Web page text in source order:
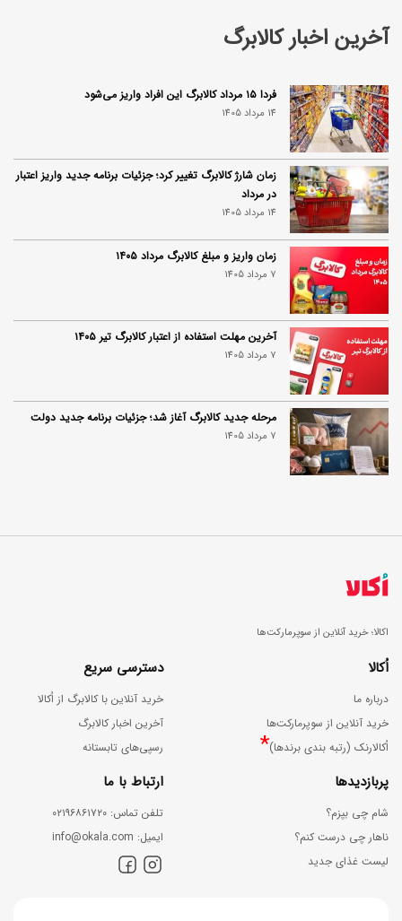
آخرین اخبار کالابرگ
فردا ۱۵ مرداد کالابرگ این افراد واریز می‌شود
14 مرداد 1405
زمان شارژ کالابرگ تغییر کرد؛ جزئیات برنامه جدید واریز اعتبار
در مرداد
14 مرداد 1405
زمان واریز و مبلغ کالابرگ مرداد ۱۴۰۵
7 مرداد 1405
آخرین مهلت استفاده از اعتبار کالابرگ تیر ۱۴۰۵
7 مرداد 1405
مرحله جدید کالابرگ آغاز شد؛ جزئیات برنامه جدید دولت
7 مرداد 1405
اکالا؛ خرید آنلاین از سوپرمارکت‌ها
اُکالا
درباره ما
خرید آنلاین از سوپرمارکت‌ها
اُکالارنک (رتبه بندی برندها)*
دسترسی سریع
خرید آنلاین با کالابرگ از اُکالا
آخرین اخبار کالابرگ
رسپی‌های تابستانه
پربازدیدها
شام چی بپزم؟
ناهار چی درست کنم؟
لیست غذای جدید
ارتباط با ما
ﺗﻠﻔﻦ ﺗﻤﺎس: ۰۲۱۹۶۸۶۱۷۲۰
اﯾﻤﯿﻞ: info@okala.com